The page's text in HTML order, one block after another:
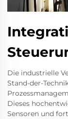
Die industrielle
Stand-der-
Dieses
Sensoren und